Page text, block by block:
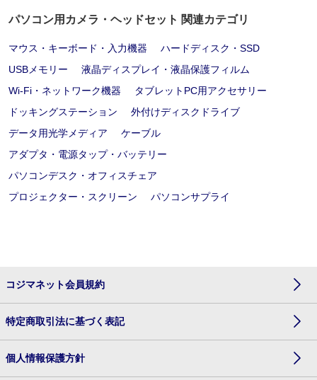
パソコン用カメラ・ヘッドセット 関連カテゴリ
マウス・キーボード・入力機器
ハードディスク・SSD
USBメモリー
液晶ディスプレイ・液晶保護フィルム
Wi-Fi・ネットワーク機器
タブレットPC用アクセサリー
ドッキングステーション
外付けディスクドライブ
データ用光学メディア
ケーブル
アダプタ・電源タップ・バッテリー
パソコンデスク・オフィスチェア
プロジェクター・スクリーン
パソコンサプライ
コジマネット会員規約
特定商取引法に基づく表記
個人情報保護方針